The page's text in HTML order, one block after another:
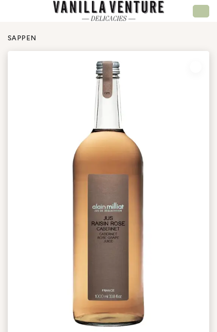
SAPPEN